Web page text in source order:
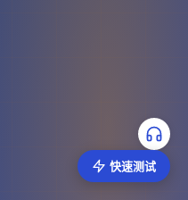
快速测试